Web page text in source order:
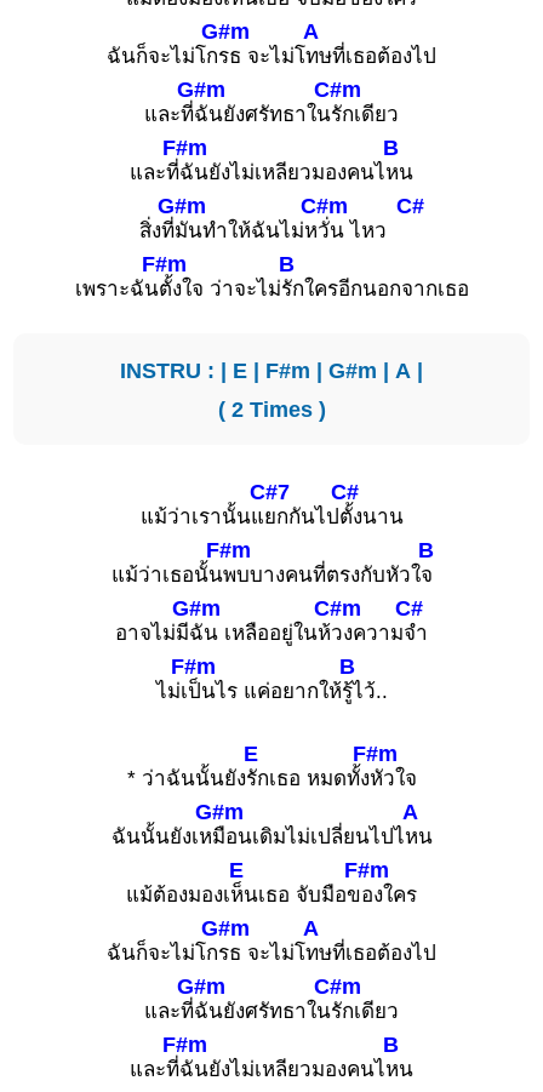
ฉันก็จะไม่โก
G#m
รธ จะไม่โ
A
ทษที่เธอต้องไป
และที่
G#m
ฉันยังศรัทธาใน
C#m
รักเดียว
และที่
F#m
ฉันยังไม่เหลียวมองคนไ
B
หน
สิ่งที่
G#m
มันทำให้ฉันไม่ห
C#m
วั่น ไหว
C#
เพราะฉัน
F#m
ตั้งใจ ว่าจะไม่
B
รักใครอีกนอกจากเธอ
INSTRU : | E | F#m | G#m | A |
( 2 Times )
แม้ว่าเรานั้นแ
C#7
ยกกันไป
C#
ตั้งนาน
แม้ว่าเธอนั้น
F#m
พบบางคนที่ตรงกับหัวใ
B
จ
อาจไม่มี
G#m
ฉัน เหลืออยู่ในห้
C#m
วงความ
C#
จำ
ไม่เ
F#m
ป็นไร แค่อยากให้
B
รู้ไว้..
* ว่าฉันนั้นยัง
E
รักเธอ หมดทั้ง
F#m
หัวใจ
ฉันนั้นยังเห
G#m
มือนเดิมไม่เปลี่ยนไปไ
A
หน
แม้ต้องมองเ
E
ห็นเธอ จับมือข
F#m
องใคร
ฉันก็จะไม่โก
G#m
รธ จะไม่โ
A
ทษที่เธอต้องไป
และที่
G#m
ฉันยังศรัทธาใน
C#m
รักเดียว
และที่
F#m
ฉันยังไม่เหลียวมองคนไ
B
หน